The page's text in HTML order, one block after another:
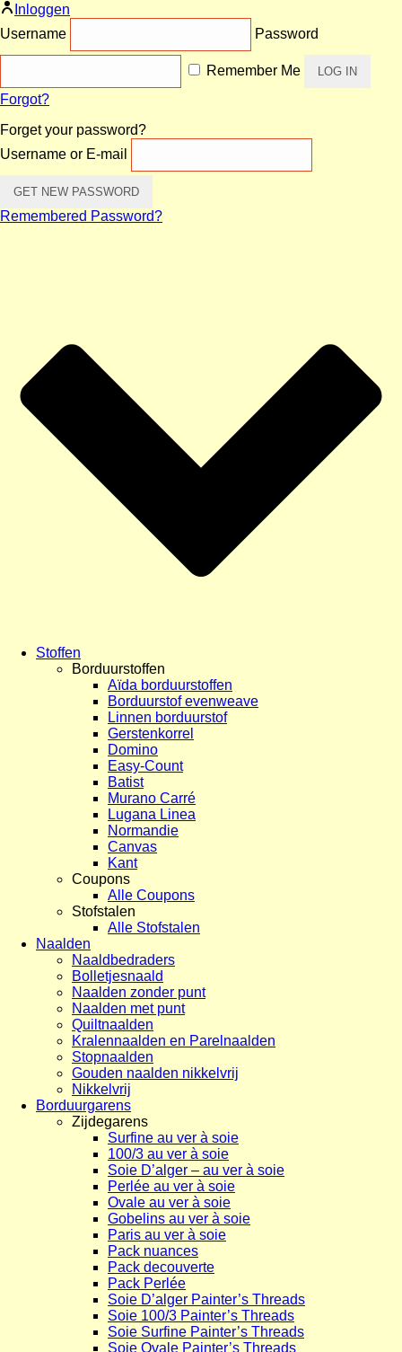
Inloggen
Username
Password
Remember Me
Forgot?
Forget your password?
Username or E-mail
Remembered Password?
Stoffen
Borduurstoffen
Aïda borduurstoffen
Borduurstof evenweave
Linnen borduurstof
Gerstenkorrel
Domino
Easy-Count
Batist
Murano Carré
Lugana Linea
Normandie
Canvas
Kant
Coupons
Alle Coupons
Stofstalen
Alle Stofstalen
Naalden
Naaldbedraders
Bolletjesnaald
Naalden zonder punt
Naalden met punt
Quiltnaalden
Kralennaalden en Parelnaalden
Stopnaalden
Gouden naalden nikkelvrij
Nikkelvrij
Borduurgarens
Zijdegarens
Surfine au ver à soie
100/3 au ver à soie
Soie D’alger – au ver à soie
Perlée au ver à soie
Ovale au ver à soie
Gobelins au ver à soie
Paris au ver à soie
Pack nuances
Pack decouverte
Pack Perlée
Soie D’alger Painter’s Threads
Soie 100/3 Painter’s Threads
Soie Surfine Painter’s Threads
Soie Ovale Painter’s Threads